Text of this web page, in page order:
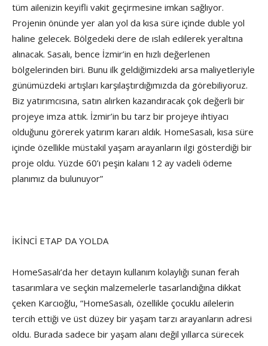
tüm ailenizin keyifli vakit geçirmesine imkan sağlıyor.
Projenin önünde yer alan yol da kısa süre içinde duble yol
haline gelecek. Bölgedeki dere de ıslah edilerek yeraltına
alınacak. Sasalı, bence İzmir’in en hızlı değerlenen
bölgelerinden biri. Bunu ilk geldiğimizdeki arsa maliyetleriyle
günümüzdeki artışları karşılaştırdığımızda da görebiliyoruz.
Biz yatırımcısına, satın alırken kazandıracak çok değerli bir
projeye imza attık. İzmir’in bu tarz bir projeye ihtiyacı
olduğunu görerek yatırım kararı aldık. HomeSasalı, kısa süre
içinde özellikle müstakil yaşam arayanların ilgi gösterdiği bir
proje oldu. Yüzde 60’ı peşin kalanı 12 ay vadeli ödeme
planımız da bulunuyor”
İKİNCİ ETAP DA YOLDA
HomeSasalı’da her detayın kullanım kolaylığı sunan ferah
tasarımlara ve seçkin malzemelerle tasarlandığına dikkat
çeken Karcıoğlu, “HomeSasalı, özellikle çocuklu ailelerin
tercih ettiği ve üst düzey bir yaşam tarzı arayanların adresi
oldu. Burada sadece bir yaşam alanı değil yıllarca sürecek